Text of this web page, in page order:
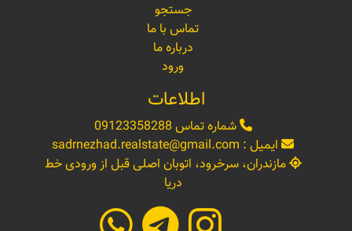
جستجو
تماس با ما
درباره ما
ورود
اطلاعات
شماره تماس 09123358288
ایمیل : sadrnezhad.realstate@gmail.com
مازندران، سرخرود، اتوبان اصلی قبل از ورودی خط
دریا